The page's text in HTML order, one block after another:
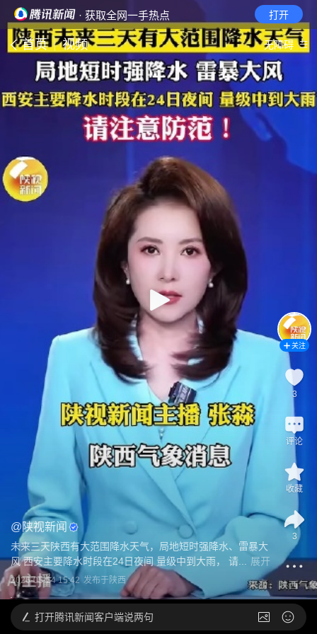
· 获取全网一手热点 打开
首页 视频 无障碍
@陕视新闻
未来三天陕西有大范围降水天气，局地短时强降水、雷暴大
风 西安主要降水时段在24日夜间 量级中到大雨， 请...
展开
2026-05-24 15:42 发布于陕西
关注
3
评论
收藏
3
打开腾讯新闻客户端说两句